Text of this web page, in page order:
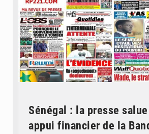
Sénégal : la presse
appui financier de la